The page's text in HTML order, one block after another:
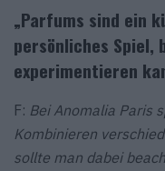
„Parfums sind ein
persönliches Spiel,
experimentieren
F: Bei Anomalia Paris
Kombinieren
sollte man dabei